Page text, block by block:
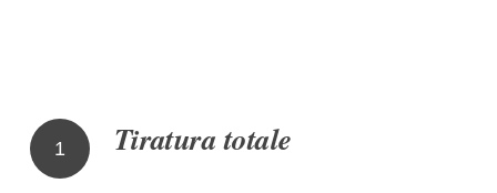
1 Tiratura totale